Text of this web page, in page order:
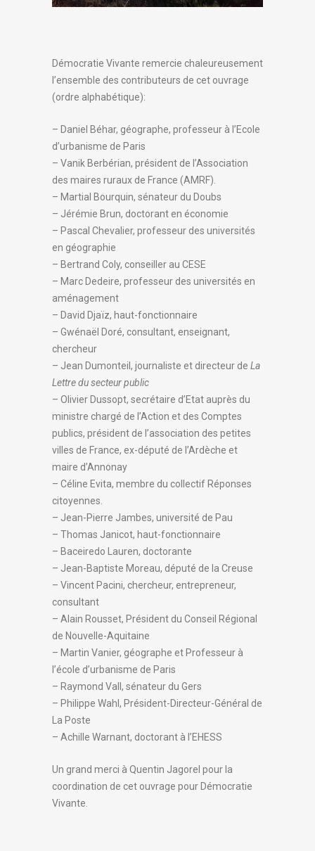
Démocratie Vivante remercie chaleureusement
l’ensemble des contributeurs de cet ouvrage
(ordre alphabétique):
– Daniel Béhar, géographe, professeur à l’Ecole
d’urbanisme de Paris
– Vanik Berbérian, président de l’Association
des maires ruraux de France (AMRF).
– Martial Bourquin, sénateur du Doubs
– Jérémie Brun, doctorant en économie
– Pascal Chevalier, professeur des universités
en géographie
– Bertrand Coly, conseiller au CESE
– Marc Dedeire, professeur des universités en
aménagement
– David Djaïz, haut-fonctionnaire
– Gwénaël Doré, consultant, enseignant,
chercheur
– Jean Dumonteil, journaliste et directeur de La
Lettre du secteur public
– Olivier Dussopt, secrétaire d’Etat auprès du
ministre chargé de l’Action et des Comptes
publics, président de l’association des petites
villes de France, ex-député de l’Ardèche et
maire d’Annonay
– Céline Evita, membre du collectif Réponses
citoyennes.
– Jean-Pierre Jambes, université de Pau
– Thomas Janicot, haut-fonctionnaire
– Baceiredo Lauren, doctorante
– Jean-Baptiste Moreau, député de la Creuse
– Vincent Pacini, chercheur, entrepreneur,
consultant
– Alain Rousset, Président du Conseil Régional
de Nouvelle-Aquitaine
– Martin Vanier, géographe et Professeur à
l’école d’urbanisme de Paris
– Raymond Vall, sénateur du Gers
– Philippe Wahl, Président-Directeur-Général de
La Poste
– Achille Warnant, doctorant à l’EHESS
Un grand merci à Quentin Jagorel pour la
coordination de cet ouvrage pour Démocratie
Vivante.